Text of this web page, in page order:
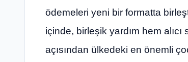
ödemeleri yeni bir formatta
içinde, birleşik yardım hem
açısından ülkedeki en önemli